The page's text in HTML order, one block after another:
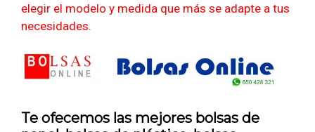
elegir el modelo y medida que más se adapte a tus
necesidades.
Te ofecemos las mejores bolsas de